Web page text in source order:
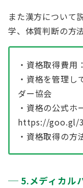
また漢方について
学、体質判断の方
・資格取得費
・資格を管理し
ダー協会
・資格の公式ホ
https://goo.gl/
・資格取得の方
5.メディカル